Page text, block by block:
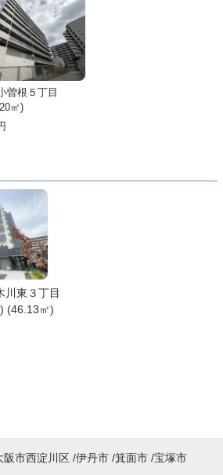
曽根５丁目
㎡)
川東３丁目
(46.13㎡)
阪市西淀川区 伊丹市 箕面市 宝塚市